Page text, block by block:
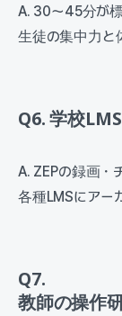
A. 30〜45分が
生徒の集中力と
Q6. 学校
A. ZEPの録画・
各種LMSにアー
Q7.
教師の操作